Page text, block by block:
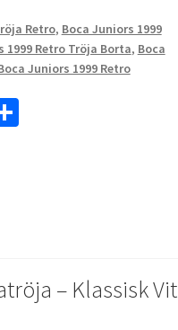
Retro, Boca Juniors 1999
1999 Retro Tröja Borta, Boca
Juniors 1999 Retro
D
– Klassisk Vit